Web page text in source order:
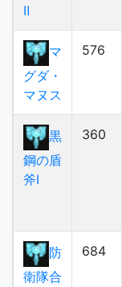
Ⅱ
マ
グダ・
マヌス
576
黒
鋼の盾
斧Ⅰ
360
防
衛隊合
684